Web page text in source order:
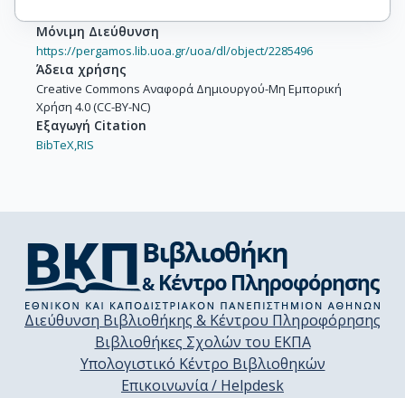
Μόνιμη Διεύθυνση
https://pergamos.lib.uoa.gr/uoa/dl/object/2285496
Άδεια χρήσης
Creative Commons Αναφορά Δημιουργού-Μη Εμπορική
Χρήση 4.0 (CC-BY-NC)
Εξαγωγή Citation
BibTeX,RIS
Διεύθυνση Βιβλιοθήκης & Κέντρου Πληροφόρησης
Βιβλιοθήκες Σχολών του ΕΚΠΑ
Υπολογιστικό Κέντρο Βιβλιοθηκών
Επικοινωνία / Helpdesk